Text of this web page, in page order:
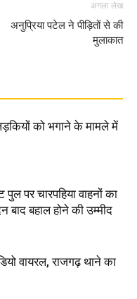
अगला लेख
अनुप्रिया पटेल ने पीड़ितों से की
मुलाकात
लड़कियों को भगाने के मामले में
पुल पर चारपहिया वाहनों का
बाद बहाल होने की उम्मीद
वायरल, राजगढ़ थाने का